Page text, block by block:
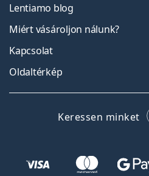
Lentiamo blog
Miért vásároljon nálunk?
Kapcsolat
Oldaltérkép
Keressen minket